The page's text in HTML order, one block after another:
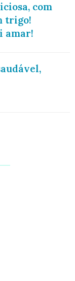
com
trigo!
amar!